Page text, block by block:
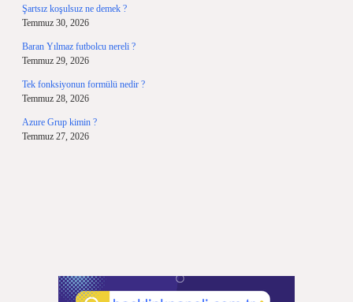
Şartsız koşulsuz ne demek ?
Temmuz 30, 2026
Baran Yılmaz futbolcu nereli ?
Temmuz 29, 2026
Tek fonksiyonun formülü nedir ?
Temmuz 28, 2026
Azure Grup kimin ?
Temmuz 27, 2026